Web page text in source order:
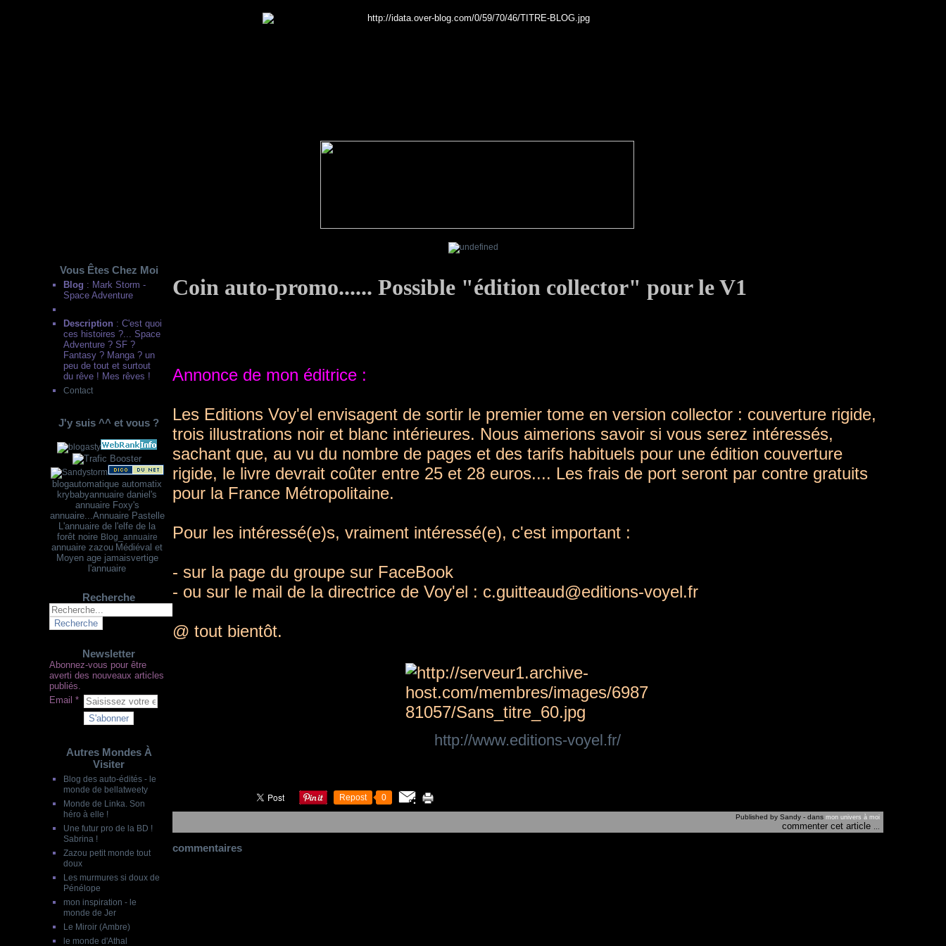
Vous Êtes Chez Moi
Blog : Mark Storm -
Space Adventure
Description : C'est quoi
ces histoires ?... Space
Adventure ? SF ?
Fantasy ? Manga ? un
peu de tout et surtout
du rêve ! Mes rêves !
Contact
J'y suis ^^ et vous ?
blogautomatique automatix
krybabyannuaire daniel's
annuaire Foxy's
annuaire...Annuaire Pastelle
L'annuaire de l'elfe de la
forêt noire Blog_annuaire
annuaire zazou Médiéval et
Moyen age jamaisvertige
l'annuaire
Recherche
Newsletter
Abonnez-vous pour être
averti des nouveaux articles
publiés.
Email
Autres Mondes À
Visiter
Blog des auto-édités - le
monde de bellatweety
Monde de Linka. Son
héro à elle !
Une futur pro de la BD !
Sabrina !
Zazou petit monde tout
doux
Les murmures si doux de
Pénélope
mon inspiration - le
monde de Jer
Le Miroir (Ambre)
le monde d'Athal
Coin auto-promo...... Possible "édition collector" pour le V1
Annonce de mon éditrice :
Les Editions Voy'el envisagent de sortir le premier tome en version collector : couverture rigide,
trois illustrations noir et blanc intérieures. Nous aimerions savoir si vous serez intéressés,
sachant que, au vu du nombre de pages et des tarifs habituels pour une édition couverture
rigide, le livre devrait coûter entre 25 et 28 euros.... Les frais de port seront par contre gratuits
pour la France Métropolitaine.
Pour les intéressé(e)s, vraiment intéressé(e), c'est important :
- sur la page du groupe sur FaceBook
- ou sur le mail de la directrice de Voy'el : c.guitteaud@editions-voyel.fr
@ tout bientôt.
http://www.editions-voyel.fr/
Repost 0
Published by Sandy -dans mon univers à moi
commenter cet article …
commentaires